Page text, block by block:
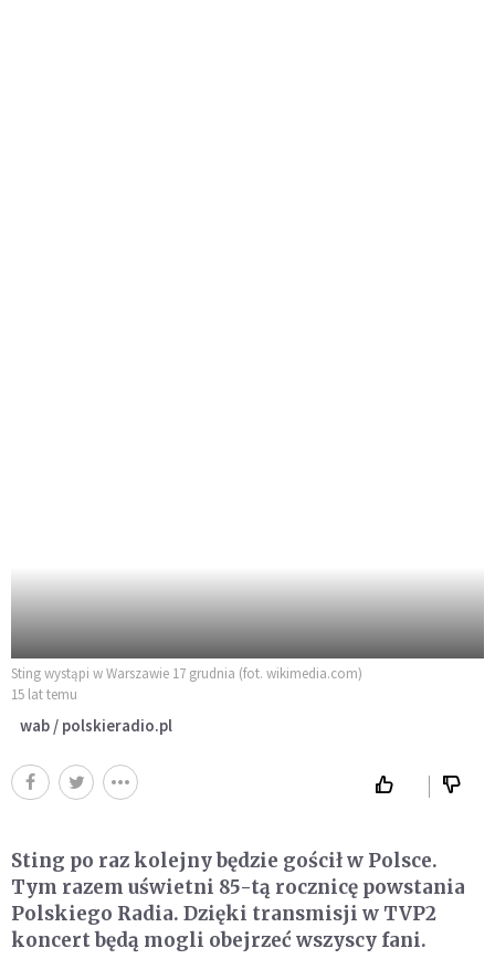
Sting wystąpi w Warszawie 17 grudnia (fot. wikimedia.com)
15 lat temu
wab / polskieradio.pl
Sting po raz kolejny będzie gościł w Polsce.
Tym razem uświetni 85-tą rocznicę powstania
Polskiego Radia. Dzięki transmisji w TVP2
koncert będą mogli obejrzeć wszyscy fani.